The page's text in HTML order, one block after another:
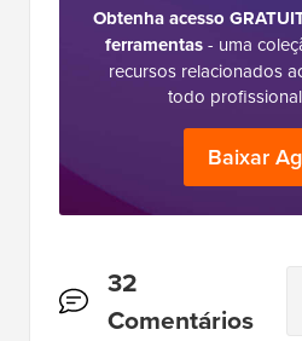
Obtenha acesso
ferramentas- uma
recursos relacionados
todo
Baixar
Interações
do
32
Comentários